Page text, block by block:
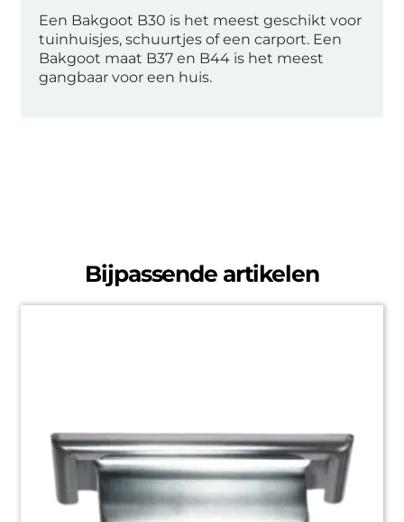
Een Bakgoot B30 is het meest geschikt voor
tuinhuisjes, schuurtjes of een carport. Een
Bakgoot maat B37 en B44 is het meest
gangbaar voor een huis.
Bijpassende artikelen